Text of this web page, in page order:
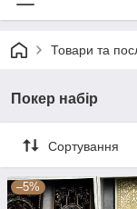
Товари та
Покер набір
Сортування
–5%